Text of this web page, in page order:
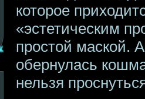
которое
«эстетическим
простой маской.
обернулась
нельзя